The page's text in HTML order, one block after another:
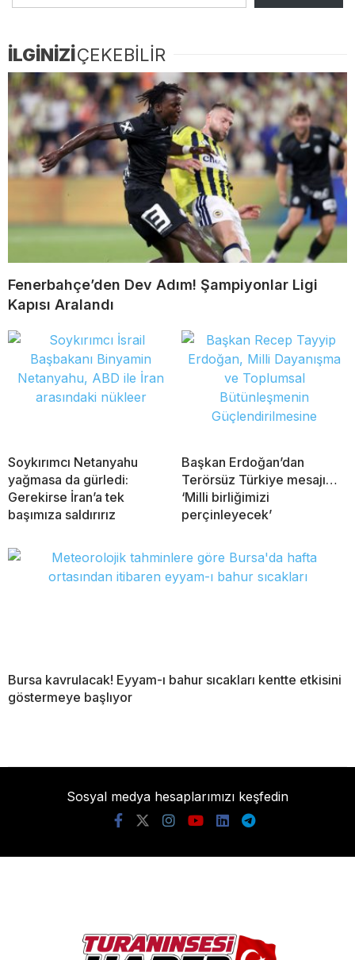
İLGİNİZİÇEKEBİLİR
Fenerbahçe’den Dev Adım! Şampiyonlar Ligi
Kapısı Aralandı
Soykırımcı Netanyahu
yağmasa da gürledi:
Gerekirse İran’a tek
başımıza saldırırız
Başkan Erdoğan’dan
Terörsüz Türkiye mesajı…
‘Milli birliğimizi
perçinleyecek’
Bursa kavrulacak! Eyyam-ı bahur sıcakları kentte etkisini
göstermeye başlıyor
Sosyal medya hesaplarımızı keşfedin